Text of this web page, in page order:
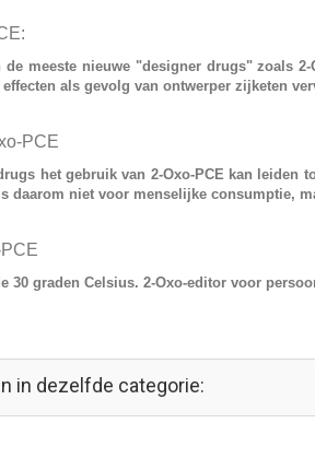
de meeste nieuwe "designer drugs"zoals2-
als gevolg van ontwerper zijketen
PCE
het gebruik van 2-Oxo-PCE kan leiden
daarom niet voor menselijke consumptie,
30 graden Celsius. 2-Oxo-editor voor
in dezelfde categorie: